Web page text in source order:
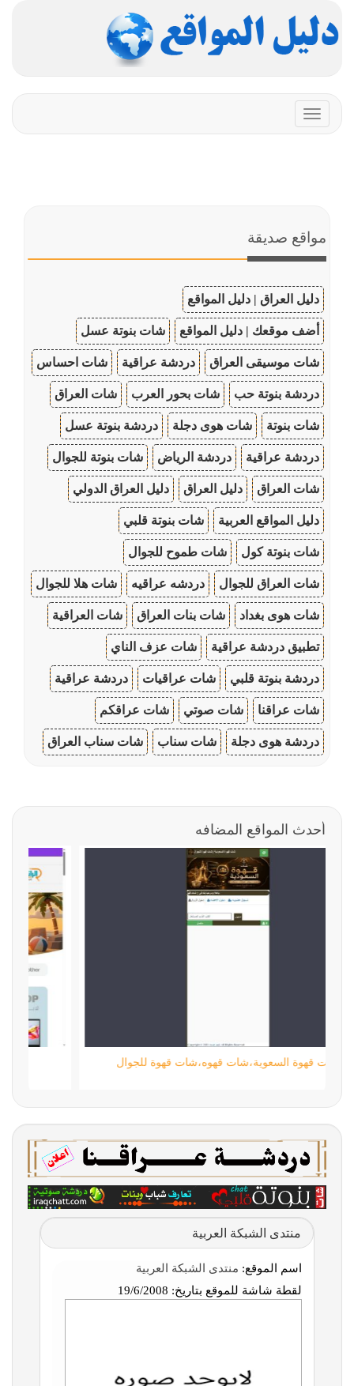
Toggle
navigation
مواقع صديقة
دليل العراق | دليل المواقع
أضف موقعك | دليل المواقع شات بنوتة عسل
شات موسيقى العراق دردشة عراقية شات احساس
دردشة بنوتة حب شات بحور العرب شات العراق
شات بنوتة شات هوى دجلة دردشة بنوتة عسل
دردشة عراقية دردشة الرياض شات بنوتة للجوال
شات العراق دليل العراق دليل العراق الدولي
دليل المواقع العربية شات بنوتة قلبي
شات بنوتة كول شات طموح للجوال
شات العراق للجوال دردشه عراقيه شات هلا للجوال
شات هوى بغداد شات بنات العراق شات العراقية
تطبيق دردشة عراقية شات عزف الناي
دردشة بنوتة قلبي شات عراقيات دردشة عراقية
شات عراقنا شات صوتي شات عراقكم
دردشة هوى دجلة شات سناب شات سناب العراق
أحدث المواقع المضافه
شات قهوة السعوية،شات قهوه،شات قهوة للجوال
منتدى الشبكة العربية
اسم الموقع: منتدى الشبكة العربية
لقطة شاشة للموقع بتاريخ: